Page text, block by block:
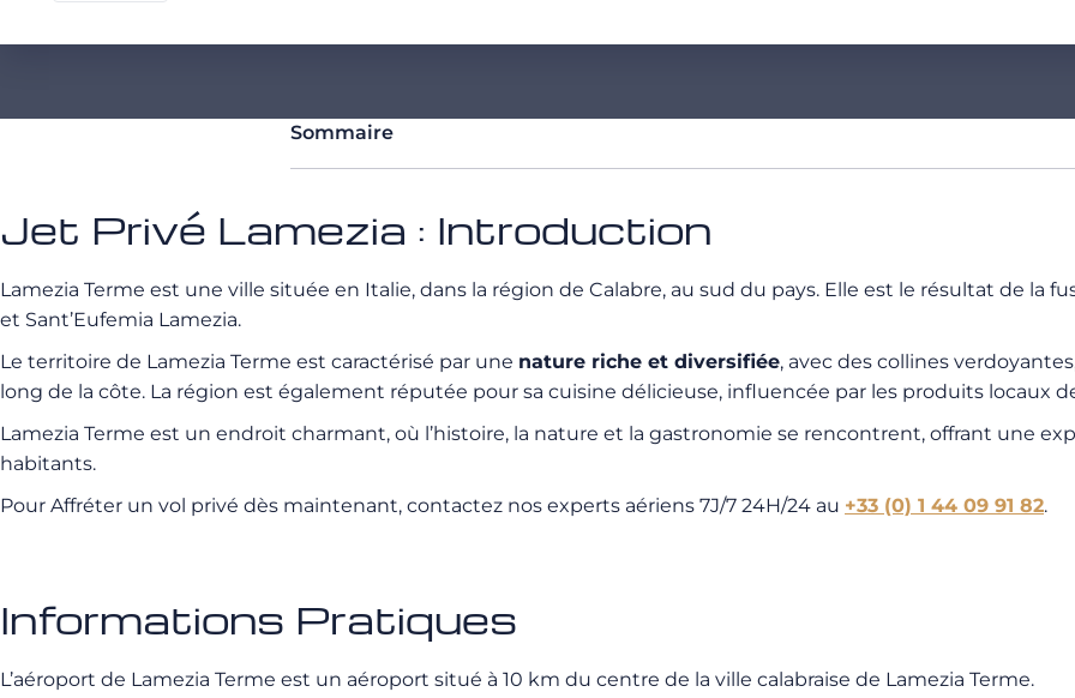
Sommaire
Jet Privé Lamezia : Introduction
Lamezia Terme est une ville située en Italie, dans la région de Calabre, au sud du pays. Elle est le résultat de la
et Sant’Eufemia Lamezia.
Le territoire de Lamezia Terme est caractérisé par une nature riche et diversifiée, avec des collines
long de la côte. La région est également réputée pour sa cuisine délicieuse, influencée par les produits locaux
Lamezia Terme est un endroit charmant, où l’histoire, la nature et la gastronomie se rencontrent, offrant une
habitants.
Pour Affréter un vol privé dès maintenant, contactez nos experts aériens 7J/7 24H/24 au +33 (0) 1 44 09 91 82.
Informations Pratiques
L’aéroport de Lamezia Terme est un aéroport situé à 10 km du centre de la ville calabraise de Lamezia Terme.